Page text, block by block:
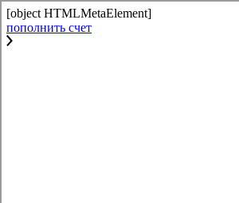
[object HTMLMetaElement]
пополнить счет